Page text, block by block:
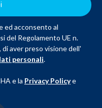
ed acconsento al
del Regolamento UE n.
aver preso visione dell'
personali.
e la Privacy Policye